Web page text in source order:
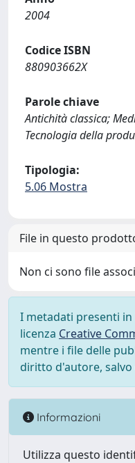
2004
Codice ISBN
880903662X
Parole chiave
Antichità classica;
Tecnologia della
Tipologia:
5.06 Mostra
File in questo
Non ci sono file
I metadati presenti in
licenza Creative
mentre i file delle
diritto d'autore, salvo
Informazioni
Utilizza questo